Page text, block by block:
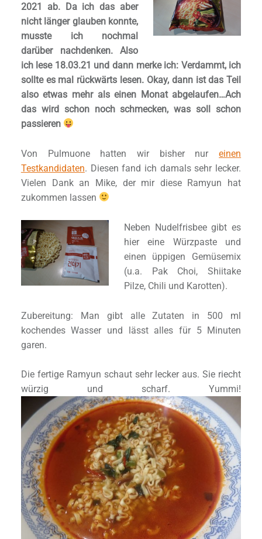
2021 ab. Da ich das aber
nicht länger glauben konnte,
musste ich nochmal
darüber nachdenken. Also
ich lese 18.03.21 und dann merke ich: Verdammt, ich
sollte es mal rückwärts lesen. Okay, dann ist das Teil
also etwas mehr als einen Monat abgelaufen…Ach
das wird schon noch schmecken, was soll schon
passieren
Von Pulmuone hatten wir bisher nureinen
Testkandidaten. Diesen fand ich damals sehr lecker.
Vielen Dank an Mike, der mir diese Ramyun hat
zukommen lassen
Neben Nudelfrisbee gibt es
hier eine Würzpaste und
einen üppigen Gemüsemix
(u.a. Pak Choi, Shiitake
Pilze, Chili und Karotten).
Zubereitung: Man gibt alle Zutaten in 500 ml
kochendes Wasser und lässt alles für 5 Minuten
garen.
Die fertige Ramyun schaut sehr lecker aus. Sie riecht
würzig und scharf. Yummi!